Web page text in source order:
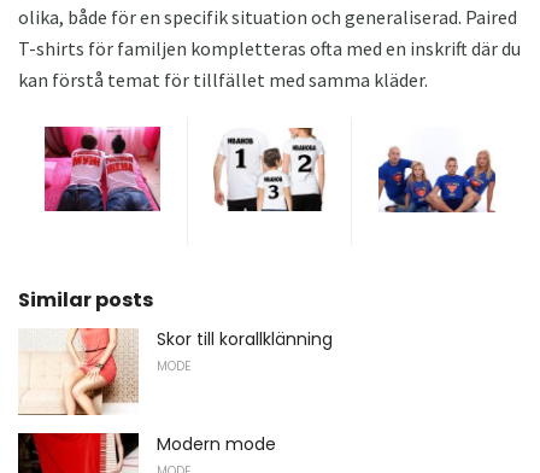
olika, både för en specifik situation och generaliserad. Paired
T-shirts för familjen kompletteras ofta med en inskrift där du
kan förstå temat för tillfället med samma kläder.
Similar posts
Skor till korallklänning
MODE
Modern mode